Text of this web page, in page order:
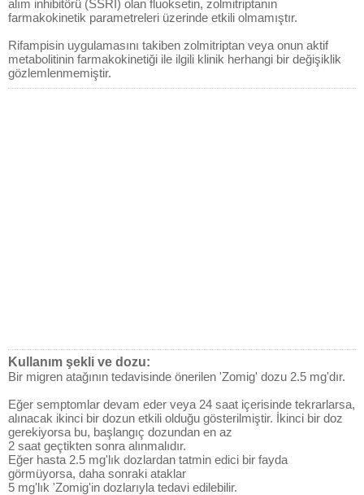
alım inhibitörü (SSRI) olan fluoksetin, zolmitriptanın
farmakokinetik parametreleri üzerinde etkili olmamıştır.
Rifampisin uygulamasını takiben zolmitriptan veya onun aktif
metabolitinin farmakokinetiği ile ilgili klinik herhangi bir değişiklik
gözlemlenmemiştir.
Kullanım şekli ve dozu:
Bir migren atağının tedavisinde önerilen 'Zomig' dozu 2.5 mg'dır.
Eğer semptomlar devam eder veya 24 saat içerisinde tekrarlarsa,
alınacak ikinci bir dozun etkili olduğu gösterilmiştir. İkinci bir doz
gerekiyorsa bu, başlangıç dozundan en az
2 saat geçtikten sonra alınmalıdır.
Eğer hasta 2.5 mg'lık dozlardan tatmin edici bir fayda
görmüyorsa, daha sonraki ataklar
5 mg'lık 'Zomig'in dozlarıyla tedavi edilebilir.